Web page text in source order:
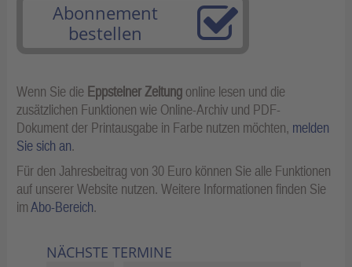
Abonnement
bestellen
Wenn Sie die Eppsteiner Zeitung online lesen und die
zusätzlichen Funktionen wie Online-Archiv und PDF-
Dokument der Printausgabe in Farbe nutzen möchten, melden
Sie sich an.
Für den Jahresbeitrag von 30 Euro können Sie alle Funktionen
auf unserer Website nutzen. Weitere Informationen finden Sie
imAbo-Bereich.
NÄCHSTE TERMINE